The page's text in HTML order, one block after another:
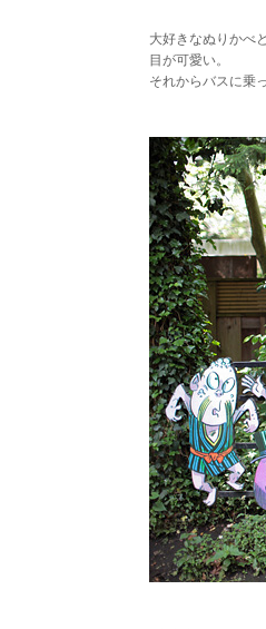
大好きなぬりかべ
目が可愛い。
それからバスに乗